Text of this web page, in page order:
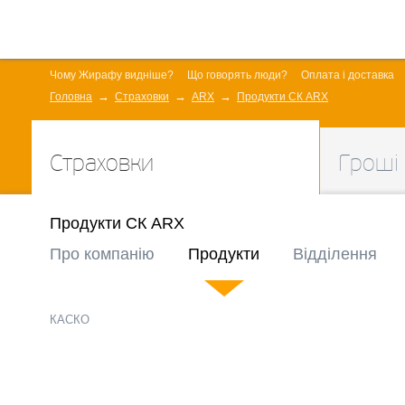
Чому Жирафу видніше? Що говорять люди?
Оплата і доставка
Головна
Страховки ARX Продукти СК ARX
Страховки Гроші
Продукти СК ARX
Про компанію
Продукти Відділення
КАСКО